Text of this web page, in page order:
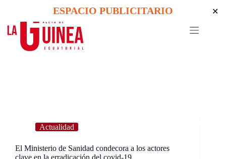
content
ESPACIO PUBLICITARIO ✕
Actualidad
El Ministerio de Sanidad condecora a los actores
clave en la erradicación del covid-19